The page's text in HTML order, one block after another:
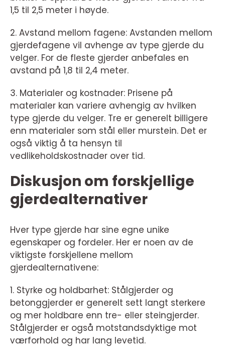
1,5 til 2,5 meter i høyde.
2. Avstand mellom fagene: Avstanden mellom
gjerdefagene vil avhenge av type gjerde du
velger. For de fleste gjerder anbefales en
avstand på 1,8 til 2,4 meter.
3. Materialer og kostnader: Prisene på
materialer kan variere avhengig av hvilken
type gjerde du velger. Tre er generelt billigere
enn materialer som stål eller murstein. Det er
også viktig å ta hensyn til
vedlikeholdskostnader over tid.
Diskusjon om forskjellige
gjerdealternativer
Hver type gjerde har sine egne unike
egenskaper og fordeler. Her er noen av de
viktigste forskjellene mellom
gjerdealternativene:
1. Styrke og holdbarhet: Stålgjerder og
betonggjerder er generelt sett langt sterkere
og mer holdbare enn tre- eller steingjerder.
Stålgjerder er også motstandsdyktige mot
værforhold og har lang levetid.